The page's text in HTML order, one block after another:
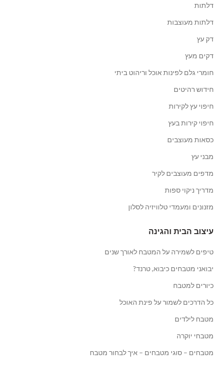
דלתות
דלתות מעוצבות
דק עץ
דקים מעץ
חומרי גלם לפינות אוכל וריהוט ביתי
חידוש רהיטים
חיפוי עץ לקירות
חיפוי קירות בעץ
כסאות מעוצבים
מבני עץ
מדפים מעוצבים לקיר
מדריך ניקוי ספות
מזנונים ומעמדי טלוויזיה לסלון
עיצוב הבית והגינה
טיפים לשמירה על המטבח לאורך שנים
יבואני מטבחים כיבוא, טרנד?
כיורים למטבח
כל הדרכים לשמור על פינת האוכל
מטבח לילדים
מטבחי יוקרה
מטבחים – סוגי מטבחים – איך לבחור מטבח